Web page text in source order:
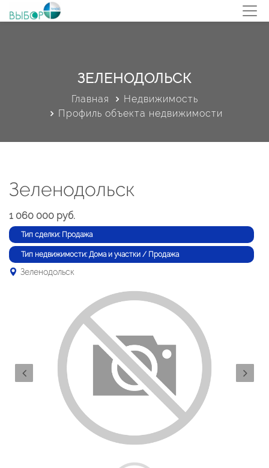
ЗЕЛЕНОДОЛЬСК
Главная
Недвижимость
Профиль объекта недвижимости
Зеленодольск
1 060 000 руб.
Тип сделки: Продажа
Тип недвижимости: Дома и участки / Продажа
Зеленодольск